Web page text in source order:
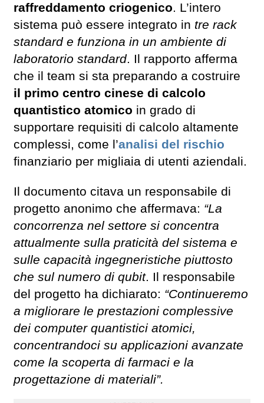
raffreddamento criogenico. L’intero
sistema può essere integrato in tre rack
standard e funziona in un ambiente di
laboratorio standard. Il rapporto afferma
che il team si sta preparando a costruire
il primo centro cinese di calcolo
quantistico atomico in grado di
supportare requisiti di calcolo altamente
complessi, come l’analisi del rischio
finanziario per migliaia di utenti aziendali.
Il documento citava un responsabile di
progetto anonimo che affermava: “La
concorrenza nel settore si concentra
attualmente sulla praticità del sistema e
sulle capacità ingegneristiche piuttosto
che sul numero di qubit. Il responsabile
del progetto ha dichiarato: “Continueremo
a migliorare le prestazioni complessive
dei computer quantistici atomici,
concentrandoci su applicazioni avanzate
come la scoperta di farmaci e la
progettazione di materiali”.